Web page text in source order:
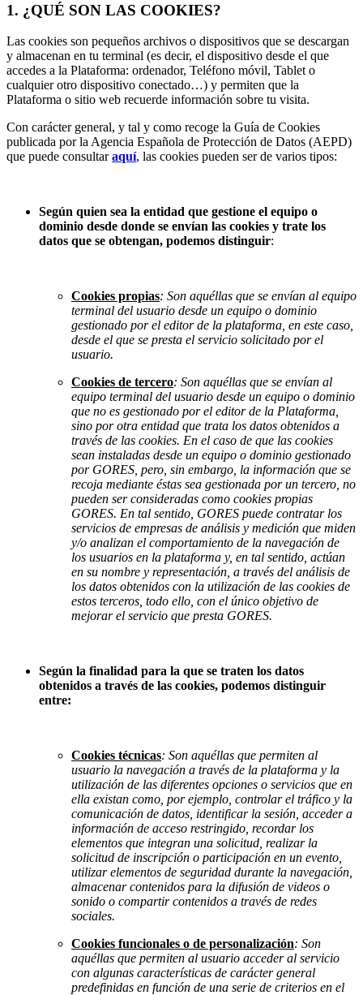
1. ¿QUÉ SON LAS COOKIES?
Las cookies son pequeños archivos o dispositivos que se descargan
y almacenan en tu terminal (es decir, el dispositivo desde el que
accedes a la Plataforma: ordenador, Teléfono móvil, Tablet o
cualquier otro dispositivo conectado…) y permiten que la
Plataforma o sitio web recuerde información sobre tu visita.
Con carácter general, y tal y como recoge la Guía de Cookies
publicada por la Agencia Española de Protección de Datos (AEPD)
que puede consultaraquí, las cookies pueden ser de varios tipos:
Según quien sea la entidad que gestione el equipo o
dominio desde donde se envían las cookies y trate los
datos que se obtengan, podemos distinguir:
Cookies propias: Son aquéllas que se envían al equipo
terminal del usuario desde un equipo o dominio
gestionado por el editor de la plataforma, en este caso,
desde el que se presta el servicio solicitado por el
usuario.
Cookies de tercero: Son aquéllas que se envían al
equipo terminal del usuario desde un equipo o dominio
que no es gestionado por el editor de la Plataforma,
sino por otra entidad que trata los datos obtenidos a
través de las cookies. En el caso de que las cookies
sean instaladas desde un equipo o dominio gestionado
por GORES, pero, sin embargo, la información que se
recoja mediante éstas sea gestionada por un tercero, no
pueden ser consideradas como cookies propias
GORES. En tal sentido, GORES puede contratar los
servicios de empresas de análisis y medición que miden
y/o analizan el comportamiento de la navegación de
los usuarios en la plataforma y, en tal sentido, actúan
en su nombre y representación, a través del análisis de
los datos obtenidos con la utilización de las cookies de
estos terceros, todo ello, con el único objetivo de
mejorar el servicio que presta GORES.
Según la finalidad para la que se traten los datos
obtenidos a través de las cookies, podemos distinguir
entre:
Cookies técnicas: Son aquéllas que permiten al
usuario la navegación a través de la plataforma y la
utilización de las diferentes opciones o servicios que en
ella existan como, por ejemplo, controlar el tráfico y la
comunicación de datos, identificar la sesión, acceder a
información de acceso restringido, recordar los
elementos que integran una solicitud, realizar la
solicitud de inscripción o participación en un evento,
utilizar elementos de seguridad durante la navegación,
almacenar contenidos para la difusión de videos o
sonido o compartir contenidos a través de redes
sociales.
Cookies funcionales o de personalización: Son
aquéllas que permiten al usuario acceder al servicio
con algunas características de carácter general
predefinidas en función de una serie de criterios en el